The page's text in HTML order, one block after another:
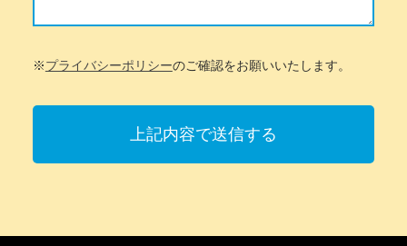
※プライバシーポリシーのご確認をお願いいたします。